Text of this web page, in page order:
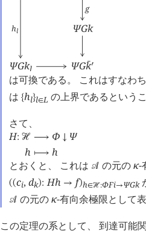
ΨGk
ΨGkl ΨG󰔄
k󰎘
hl
g
は可換である。 これはすなわ
は {hl}l∈L の上界であるという
さて、
H: 󰒟 ⟶ Φ ↓ Ψ
h ⟼ h
とおくと、 これは 󰒘 の元のκ-
((ci, dk): Hh → f)h∈󰒟:ΦFi→ΨGk
󰒘 の元のκ-有向余極限として表
この定理の系として、 到達可能